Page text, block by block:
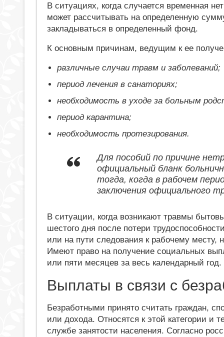
В ситуациях, когда случается временная
может рассчитывать на определенную
закладываться в определенный фонд.
К основным причинам, ведущим к ее
различные случаи травм и заболеваний;
период лечения в санаториях;
необходимость в уходе за больным
период карантина;
необходимость протезирования.
Для пособий по причине
официальный бланк
тогда, когда в рабочем
заключения официального
В ситуации, когда возникают травмы
шестого дня после потери
или на пути следования к рабочему
Имеют право на получение социальных
или пяти месяцев за весь календарный год.
Выплаты в связи с
Безработными принято считать граждан,
или дохода. Относятся к этой категории и
службе занятости населения. Согласно